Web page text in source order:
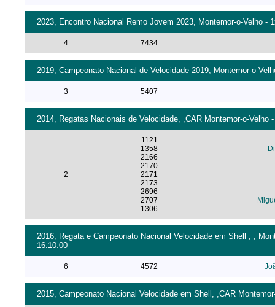
2023, Encontro Nacional Remo Jovem 2023, Montemor-o-Velho -
4 7434
2019, Campeonato Nacional de Velocidade 2019, Montemor-o-
3 5407
2014, Regatas Nacionais de Velocidade, ,CAR Montemor-o-Velho
2
1121
1358
2166
2170
2171
2173
2696
2707
1306
2016, Regata e Campeonato Nacional Velocidade em Shell , ,
16:10:00
6 4572
2015, Campeonato Nacional Velocidade em Shell, ,CAR